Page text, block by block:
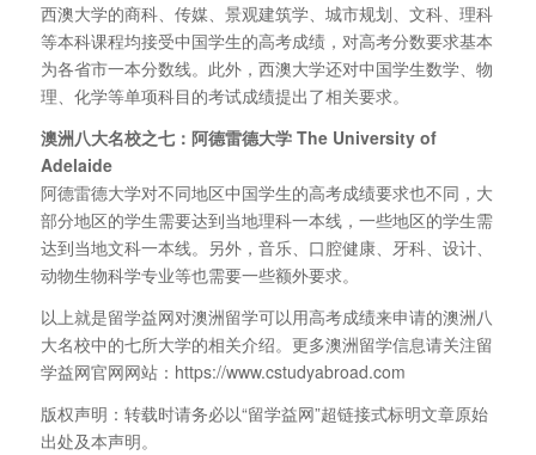
西澳大学的商科、传媒、景观建筑学、城市规划、文科、理科
等本科课程均接受中国学生的高考成绩，对高考分数要求基本
为各省市一本分数线。此外，西澳大学还对中国学生数学、物
理、化学等单项科目的考试成绩提出了相关要求。
澳洲八大名校之七： 阿德雷德大学The University of
Adelaide
阿德雷德大学对不同地区中国学生的高考成绩要求也不同，大
部分地区的学生需要达到当地理科一本线，一些地区的学生需
达到当地文科一本线。另外，音乐、口腔健康、牙科、设计、
动物生物科学专业等也需要一些额外要求。
以上就是留学益网对澳洲留学可以用高考成绩来申请的澳洲八
大名校中的七所大学的相关介绍。更多澳洲留学信息请关注留
学益网官网网站：https://www.cstudyabroad.com
版权声明：转载时请务必以“留学益网”超链接式标明文章原始
出处及本声明。